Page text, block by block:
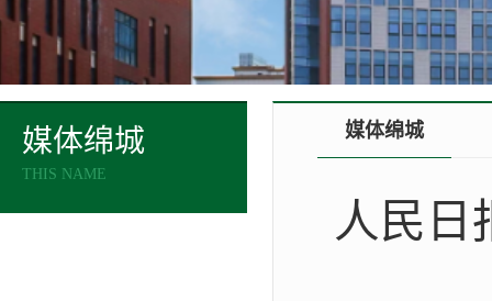
媒体绵城
THIS NAME
媒体绵城
人民日